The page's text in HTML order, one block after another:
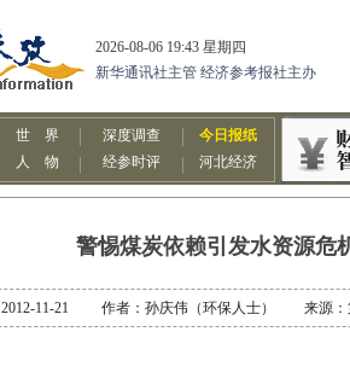
警惕煤炭依赖引发水资源危
2012-11-21 作者：孙庆伟（环保人士） 来源：